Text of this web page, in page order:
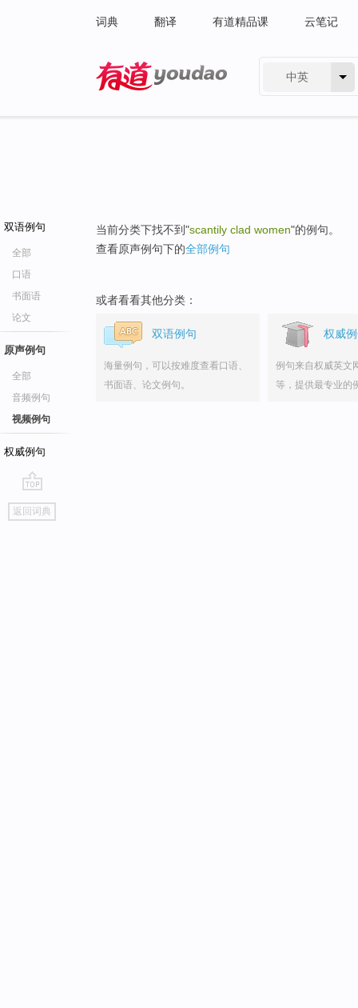
词典 翻译 有道精品课 云笔记
中英
双语例句
全部
口语
书面语
论文
原声例句
全部
音频例句
视频例句
权威例句
go
top
返回词典
当前分类下找不到"scantily clad women"的例句。
查看原声例句下的全部例句
或者看看其他分类：
双语例句
海量例句，可以按难度查看口语、
书面语、论文例句。
权威
例句来自权威英文
等，提供最专业的